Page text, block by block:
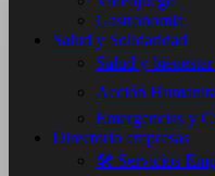
Gastronomia
Salud y Solidaridad
Salud y
Acción
Emergencias y
Directorio empresas
🛠️ Servicios